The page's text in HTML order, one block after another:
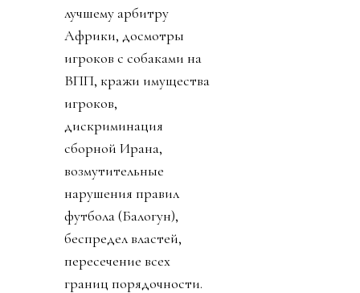
лучшему арбитру
Африки, досмотры
игроков с собаками на
ВПП, кражи имущества
игроков,
дискриминация
сборной Ирана,
возмутительные
нарушения правил
футбола (Балогун),
беспредел властей,
пересечение всех
границ порядочности.